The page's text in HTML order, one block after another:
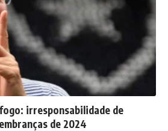
irresponsabilidade de
de 2024